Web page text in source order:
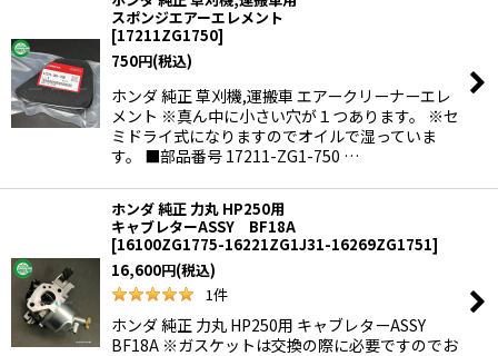
スポンジエアーエレメント
[17211ZG1750]
750円(税込)
ホンダ 純正 草刈機,運搬車 エアークリーナーエレ
メント ※真ん中に小さい穴が１つあります。 ※セ
ミドライ式になりますのでオイルで湿っていま
す。 ■部品番号 17211-ZG1-750 …
ホンダ 純正 力丸 HP250用
キャブレターASSY BF18A
[16100ZG1775-16221ZG1J31-16269ZG1751]
16,600円(税込)
1件
ホンダ 純正 力丸 HP250用 キャブレターASSY
BF18A ※ガスケットは交換の際に必要ですのでお